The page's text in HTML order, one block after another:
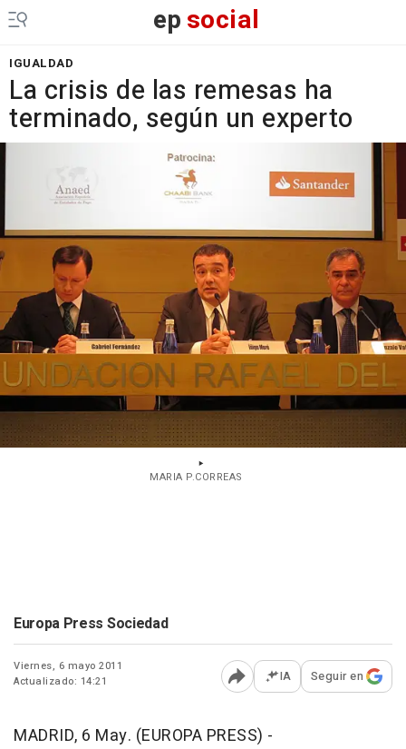
epsocial
IGUALDAD
La crisis de las remesas ha
terminado, según un experto
MARIA P.CORREAS
Europa Press Sociedad
Viernes, 6 mayo 2011
Actualizado: 14:21
Abrir opciones para
IA Seguir en
MADRID, 6 May. (EUROPA PRESS) -